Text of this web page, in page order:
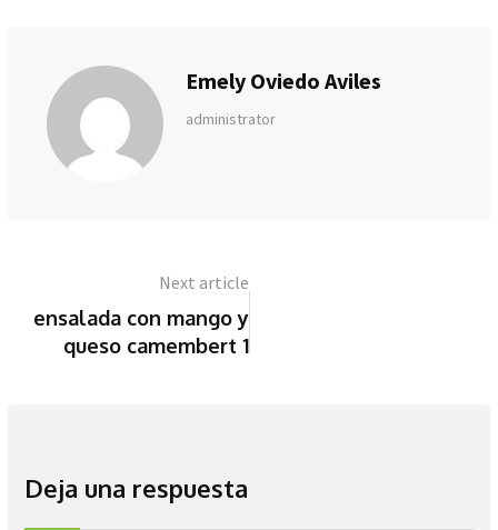
Emely Oviedo Aviles
administrator
Next article
ensalada con mango y
queso camembert 1
Deja una respuesta